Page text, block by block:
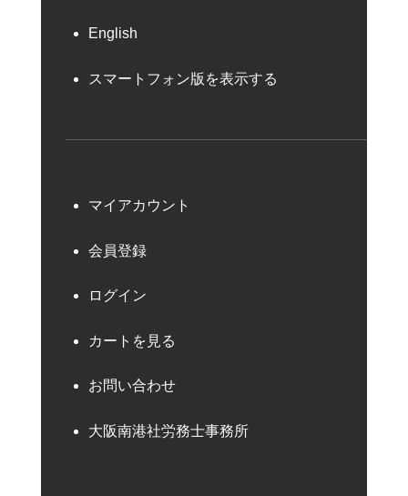
English
スマートフォン版を表示する
マイアカウント
会員登録
ログイン
カートを見る
お問い合わせ
大阪南港社労務士事務所